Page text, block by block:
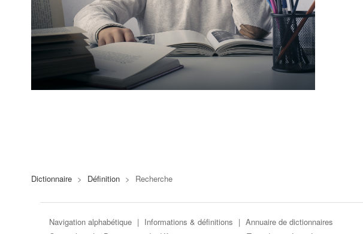
Dictionnaire > Définition > Recherche
Navigation alphabétique | Informations & définitions | Annuaire de dictionnaires